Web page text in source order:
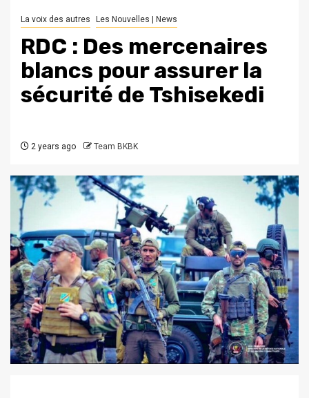
La voix des autres Les Nouvelles | News
RDC : Des mercenaires
blancs pour assurer la
sécurité de Tshisekedi
2 years ago Team BKBK